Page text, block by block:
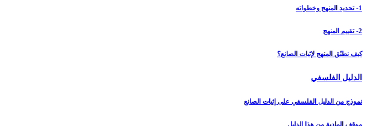
1- تحديد المنهج وخطواته
2- تقييم المنهج
كيف نطبّق المنهج لإثبات الصانع؟
الدليل الفلسفي‏
نموذج من الدليل الفلسفي على إثبات الصانع
موقف المادية من هذا الدليل